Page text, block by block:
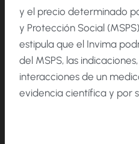
y el precio determinado
y Protección Social
estipula que el Invima
del MSPS, las
interacciones de un
evidencia científica y por